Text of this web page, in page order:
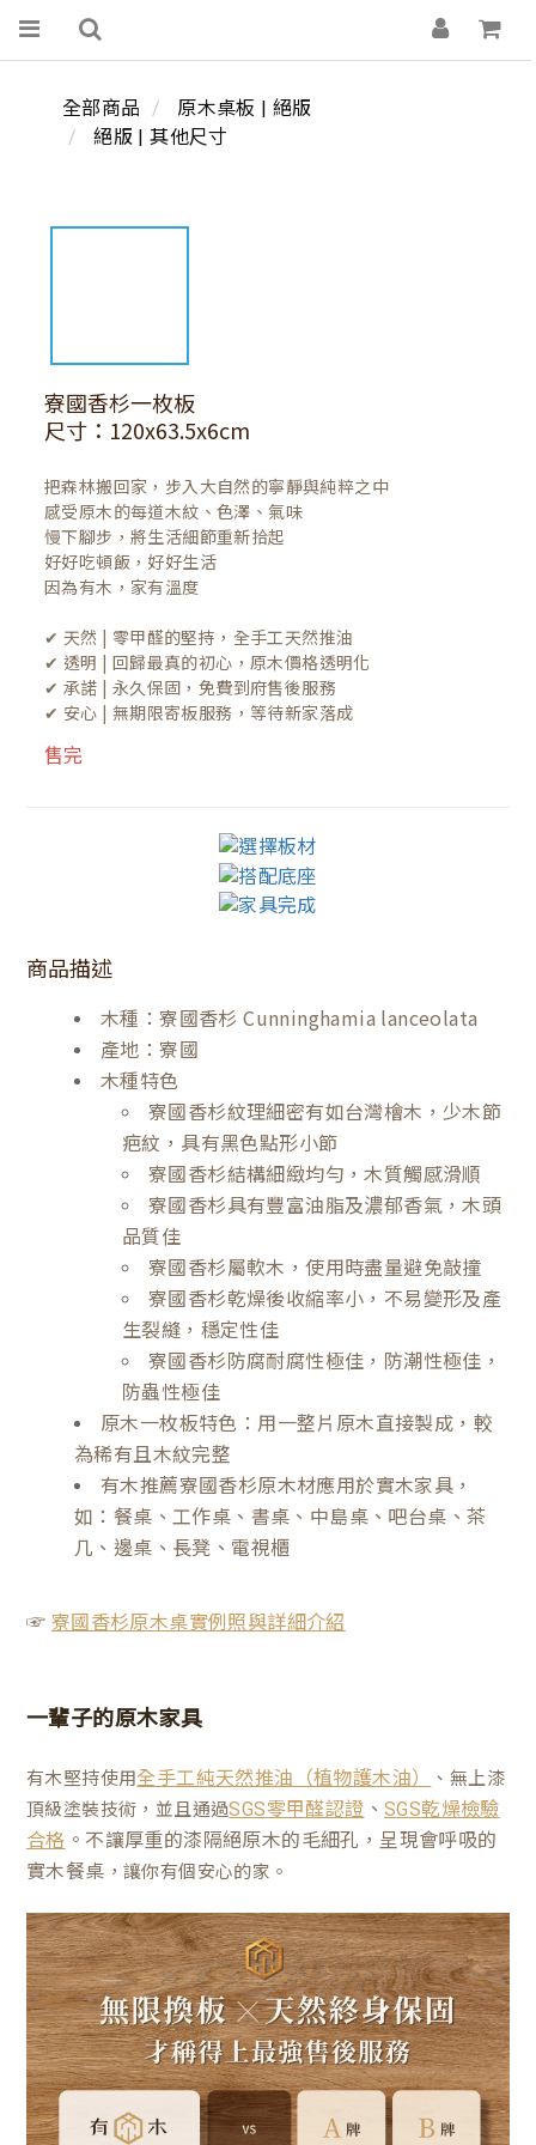
全部商品
原木桌板 | 絕版
絕版 | 其他尺寸
寮國香杉一枚板
尺寸：120x63.5x6cm
把森林搬回家，步入大自然的寧靜與純粹之中
感受原木的每道木紋、色澤、氣味
慢下腳步，將生活細節重新拾起
好好吃頓飯，好好生活
因為有木，家有溫度
✔ 天然 | 零甲醛的堅持，全手工天然推油
✔ 透明 | 回歸最真的初心，原木價格透明化
✔ 承諾 | 永久保固，免費到府售後服務
✔ 安心 | 無期限寄板服務，等待新家落成
售完
商品描述
木種：寮國香杉 Cunninghamia lanceolata
產地：寮國
木種特色
寮國香杉紋理細密有如台灣檜木，少木節
疤紋，具有黑色點形小節
寮國香杉結構細緻均勻，木質觸感滑順
寮國香杉具有豐富油脂及濃郁香氣，木頭
品質佳
寮國香杉屬軟木，使用時盡量避免敲撞
寮國香杉乾燥後收縮率小，不易變形及產
生裂縫，穩定性佳
寮國香杉防腐耐腐性極佳，防潮性極佳，
防蟲性極佳
原木一枚板特色：用一整片原木直接製成，較
為稀有且木紋完整
有木推薦寮國香杉原木材應用於實木家具，
如：餐桌、工作桌、書桌、中島桌、吧台桌、茶
几、邊桌、長凳、電視櫃
☞ 寮國香杉原木桌實例照與詳細介紹
一輩子的原木家具
有木堅持使用全手工純天然推油（植物護木油）
、無上漆
頂級塗裝技術，並且通過SGS零甲醛認證 、SGS乾燥檢驗
合格 。不讓厚重的漆隔絕原木的毛細孔，呈現會呼吸的
實木餐桌 ，讓你有個安心的家。